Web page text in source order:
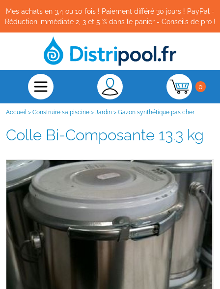
Mes achats en 3,4 ou 10 fois ! Paiement différé 30 jours ! PayPal -
Réduction immédiate 2, 3 et 5 % dans le panier - Conseils de pro !
0
Accueil > Construire sa piscine > Jardin > Gazon synthétique pas cher
Colle Bi-Composante 13.3 kg